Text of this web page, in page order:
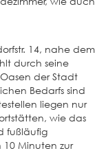
14, nahe dem
durch seine
der Stadt
Bedarfs sind
liegen nur
wie das
fußläufig
Minuten zur